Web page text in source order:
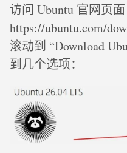
访问 Ubuntu 官网页面
https://ubuntu.com/
滚动到 “Download
到几个选项：